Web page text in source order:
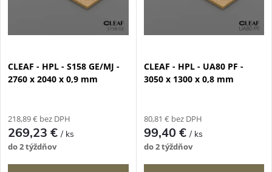
CLEAF - HPL - S158 GE/MJ -
2760 x 2040 x 0,9 mm
218,89 € bez DPH
269,23 €/ ks
do 2 týždňov
CLEAF - HPL - UA80 PF -
3050 x 1300 x 0,8 mm
80,81 € bez DPH
99,40 €/ ks
do 2 týždňov